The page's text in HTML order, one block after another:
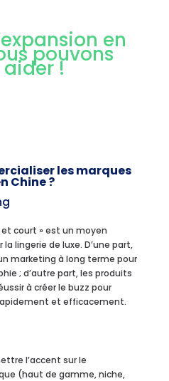
en
pouvons
aider !
les marques
Chine ?
et court » est un moyen
lingerie de luxe. D’une part,
marketing à long terme pour
; d’autre part, les produits
à créer le buzz pour
et efficacement.
l’accent sur le
(haut de gamme, niche,